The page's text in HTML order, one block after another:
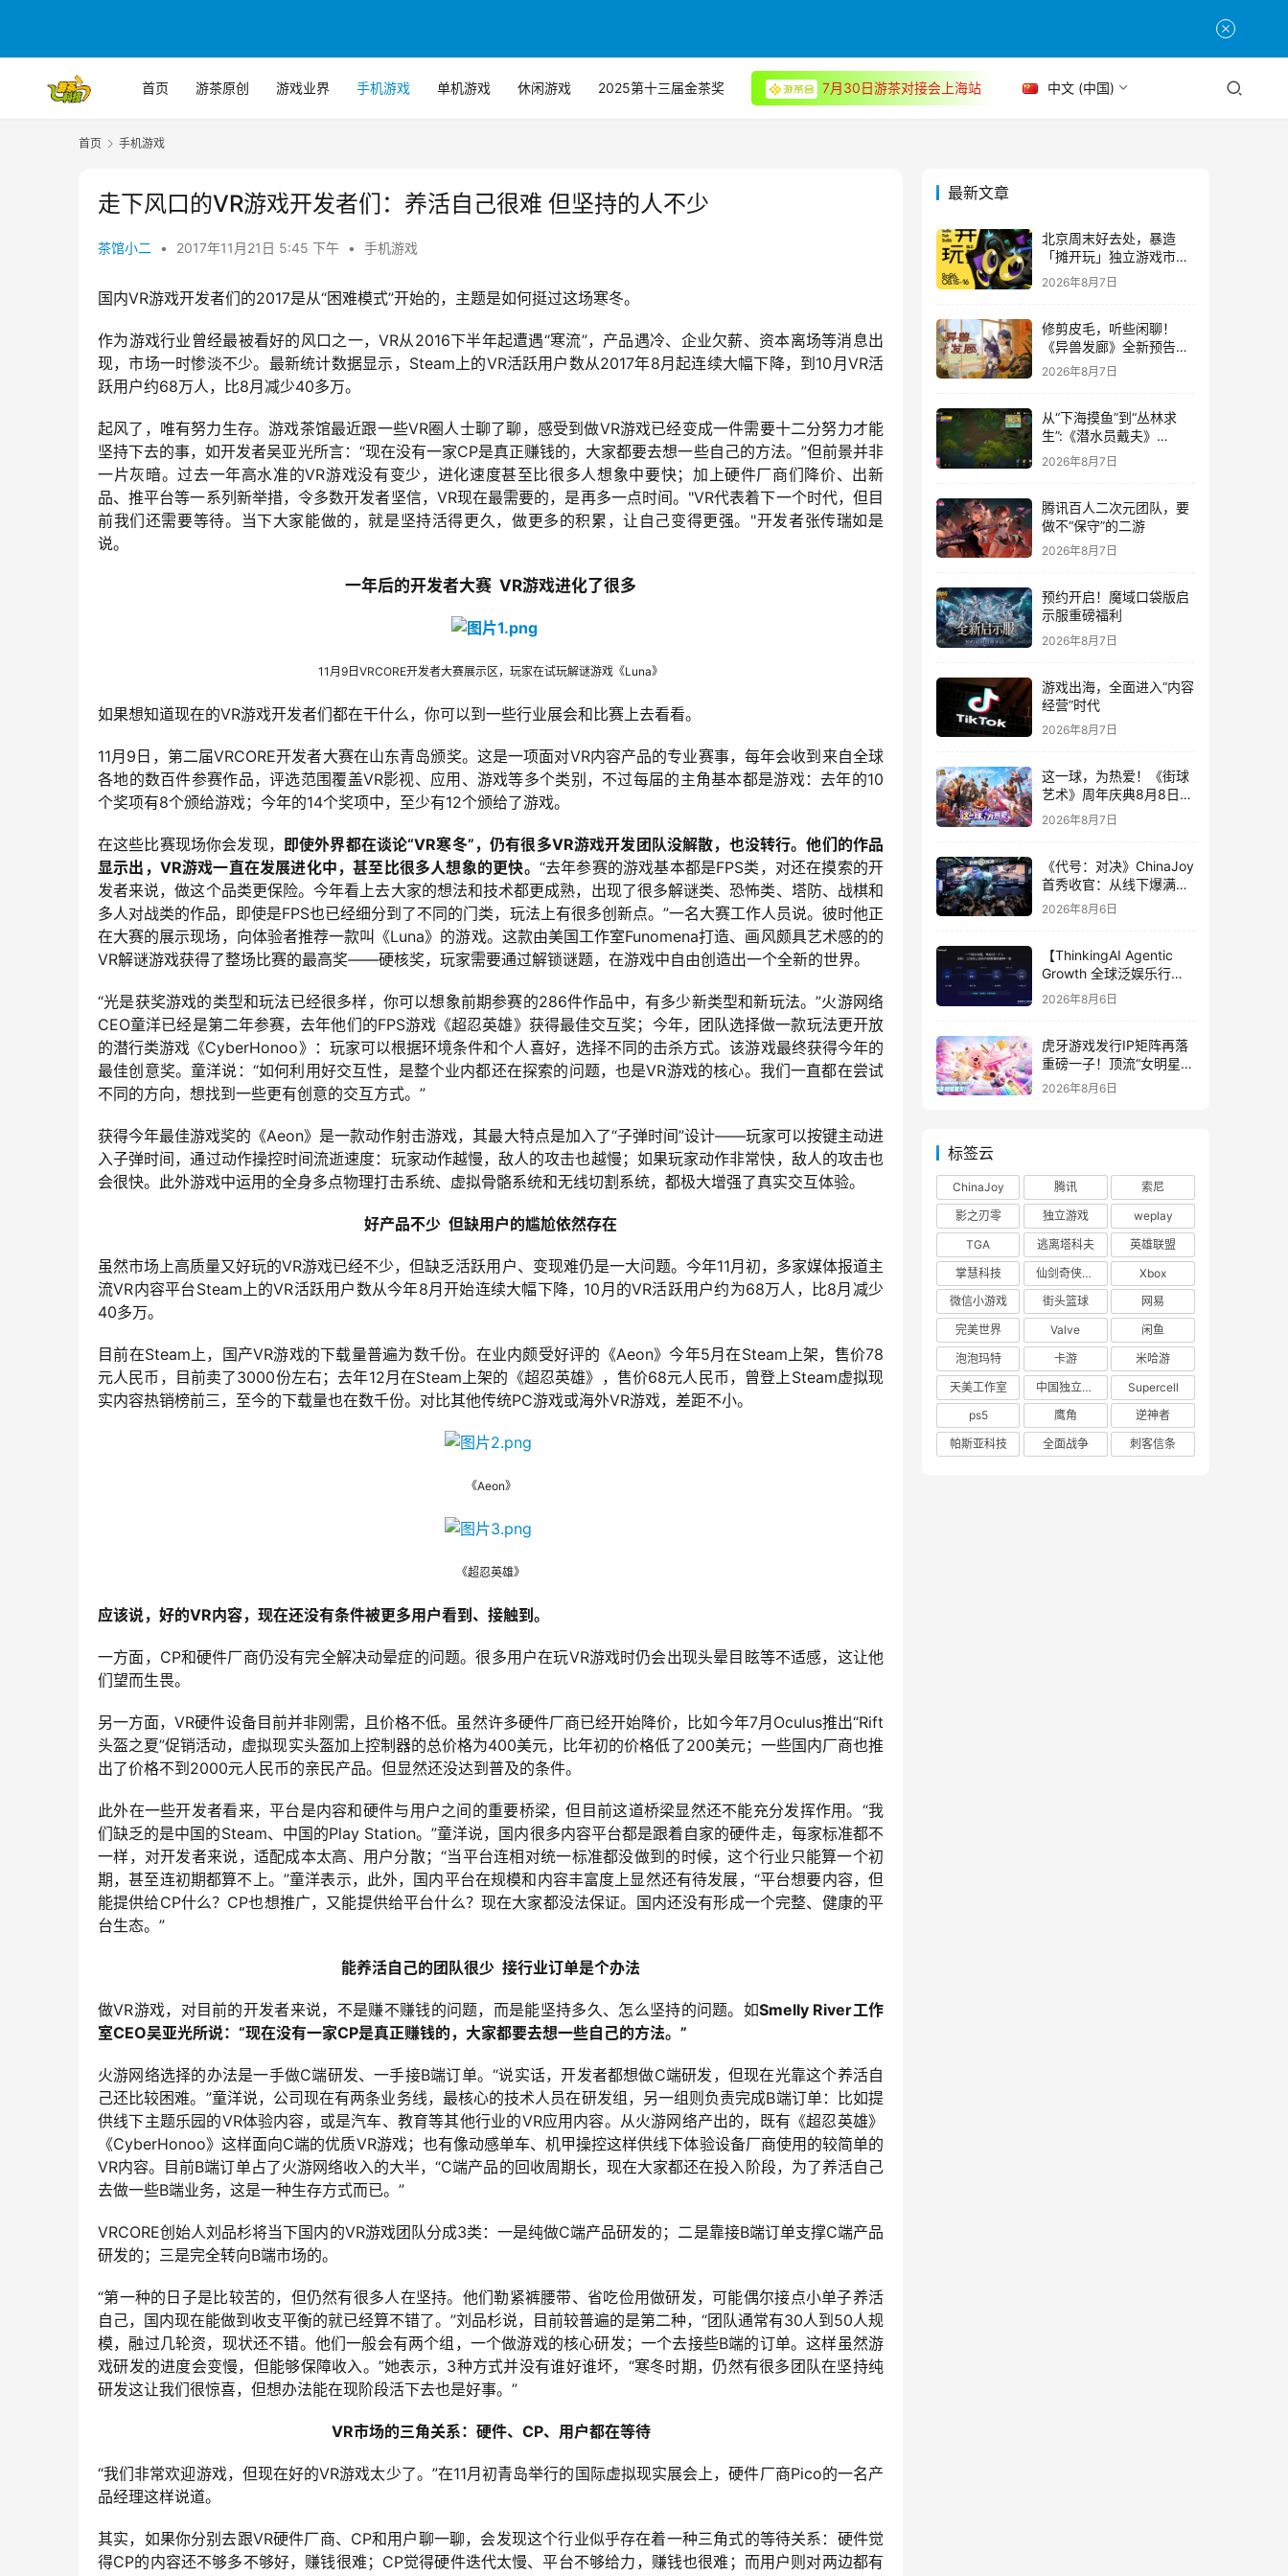
首页 游茶原创 游戏业界 手机游戏 单机游戏 休闲游戏 2025第十三届金茶奖 7月30日游茶对接会上海站 中文 (中国)
首页 手机游戏
走下风口的VR游戏开发者们：养活自己很难 但坚持的人不少
茶馆小二 • 2017年11月21日 5:45 下午 • 手机游戏
国内VR游戏开发者们的2017是从“困难模式”开始的，主题是如何挺过这场寒冬。
作为游戏行业曾经最被看好的风口之一，VR从2016下半年起遭遇“寒流”，产品遇冷、企业欠薪、资本离场等消息出
现，市场一时惨淡不少。最新统计数据显示，Steam上的VR活跃用户数从2017年8月起连续大幅下降，到10月VR活
跃用户约68万人，比8月减少40多万。
起风了，唯有努力生存。游戏茶馆最近跟一些VR圈人士聊了聊，感受到做VR游戏已经变成一件需要十二分努力才能
坚持下去的事，如开发者吴亚光所言：“现在没有一家CP是真正赚钱的，大家都要去想一些自己的方法。”但前景并非
一片灰暗。过去一年高水准的VR游戏没有变少，进化速度甚至比很多人想象中要快；加上硬件厂商们降价、出新
品、推平台等一系列新举措，令多数开发者坚信，VR现在最需要的，是再多一点时间。"VR代表着下一个时代，但目
前我们还需要等待。当下大家能做的，就是坚持活得更久，做更多的积累，让自己变得更强。"开发者张传瑞如是
说。
一年后的开发者大赛 VR游戏进化了很多
11月9日VRCORE开发者大赛展示区，玩家在试玩解谜游戏《Luna》
如果想知道现在的VR游戏开发者们都在干什么，你可以到一些行业展会和比赛上去看看。
11月9日，第二届VRCORE开发者大赛在山东青岛颁奖。这是一项面对VR内容产品的专业赛事，每年会收到来自全球
各地的数百件参赛作品，评选范围覆盖VR影视、应用、游戏等多个类别，不过每届的主角基本都是游戏：去年的10
个奖项有8个颁给游戏；今年的14个奖项中，至少有12个颁给了游戏。
在这些比赛现场你会发现， 即使外界都在谈论“VR寒冬”，仍有很多VR游戏开发团队没解散，也没转行。他们的作品
显示出，VR游戏一直在发展进化中，甚至比很多人想象的更快。 “去年参赛的游戏基本都是FPS类，对还在摸索的开
发者来说，做这个品类更保险。今年看上去大家的想法和技术都更成熟，出现了很多解谜类、恐怖类、塔防、战棋和
多人对战类的作品，即使是FPS也已经细分到了不同的门类，玩法上有很多创新点。”一名大赛工作人员说。彼时他正
在大赛的展示现场，向体验者推荐一款叫《Luna》的游戏。这款由美国工作室Funomena打造、画风颇具艺术感的的
VR解谜游戏获得了整场比赛的最高奖——硬核奖，玩家需要通过解锁谜题，在游戏中自由创造出一个全新的世界。
“光是获奖游戏的类型和玩法已经很多样，你可以想象前期参赛的286件作品中，有多少新类型和新玩法。”火游网络
CEO童洋已经是第二年参赛，去年他们的FPS游戏《超忍英雄》获得最佳交互奖；今年，团队选择做一款玩法更开放
的潜行类游戏《CyberHonoo》：玩家可以根据环境条件和个人喜好，选择不同的击杀方式。该游戏最终获得今年的
最佳创意奖。童洋说：“如何利用好交互性，是整个业内都还在探索的问题，也是VR游戏的核心。我们一直都在尝试
不同的方向，想找到一些更有创意的交互方式。”
获得今年最佳游戏奖的《Aeon》是一款动作射击游戏，其最大特点是加入了“子弹时间”设计——玩家可以按键主动进
入子弹时间，通过动作操控时间流逝速度：玩家动作越慢，敌人的攻击也越慢；如果玩家动作非常快，敌人的攻击也
会很快。此外游戏中运用的全身多点物理打击系统、虚拟骨骼系统和无线切割系统，都极大增强了真实交互体验。
好产品不少 但缺用户的尴尬依然存在
虽然市场上高质量又好玩的VR游戏已经不少，但缺乏活跃用户、变现难仍是一大问题。今年11月初，多家媒体报道主
流VR内容平台Steam上的VR活跃用户数从今年8月开始连续大幅下降，10月的VR活跃用户约为68万人，比8月减少
40多万。
目前在Steam上，国产VR游戏的下载量普遍为数千份。在业内颇受好评的《Aeon》今年5月在Steam上架，售价78
元人民币，目前卖了3000份左右；去年12月在Steam上架的《超忍英雄》，售价68元人民币，曾登上Steam虚拟现
实内容热销榜前三，至今的下载量也在数千份。对比其他传统PC游戏或海外VR游戏，差距不小。
《Aeon》
《超忍英雄》
应该说，好的VR内容，现在还没有条件被更多用户看到、接触到。
一方面，CP和硬件厂商仍没有完全解决动晕症的问题。很多用户在玩VR游戏时仍会出现头晕目眩等不适感，这让他
们望而生畏。
另一方面，VR硬件设备目前并非刚需，且价格不低。虽然许多硬件厂商已经开始降价，比如今年7月Oculus推出“Rift
头盔之夏”促销活动，虚拟现实头盔加上控制器的总价格为400美元，比年初的价格低了200美元；一些国内厂商也推
出了价格不到2000元人民币的亲民产品。但显然还没达到普及的条件。
此外在一些开发者看来，平台是内容和硬件与用户之间的重要桥梁，但目前这道桥梁显然还不能充分发挥作用。“我
们缺乏的是中国的Steam、中国的Play Station。”童洋说，国内很多内容平台都是跟着自家的硬件走，每家标准都不
一样，对开发者来说，适配成本太高、用户分散；“当平台连相对统一标准都没做到的时候，这个行业只能算一个初
期，甚至连初期都算不上。”童洋表示，此外，国内平台在规模和内容丰富度上显然还有待发展，“平台想要内容，但
能提供给CP什么？CP也想推广，又能提供给平台什么？现在大家都没法保证。国内还没有形成一个完整、健康的平
台生态。”
能养活自己的团队很少 接行业订单是个办法
做VR游戏，对目前的开发者来说，不是赚不赚钱的问题，而是能坚持多久、怎么坚持的问题。如Smelly River工作
室CEO吴亚光所说：“现在没有一家CP是真正赚钱的，大家都要去想一些自己的方法。”
火游网络选择的办法是一手做C端研发、一手接B端订单。“说实话，开发者都想做C端研发，但现在光靠这个养活自
己还比较困难。”童洋说，公司现在有两条业务线，最核心的技术人员在研发组，另一组则负责完成B端订单：比如提
供线下主题乐园的VR体验内容，或是汽车、教育等其他行业的VR应用内容。从火游网络产出的，既有《超忍英雄》
《CyberHonoo》这样面向C端的优质VR游戏；也有像动感单车、机甲操控这样供线下体验设备厂商使用的较简单的
VR内容。目前B端订单占了火游网络收入的大半，“C端产品的回收周期长，现在大家都还在投入阶段，为了养活自己
去做一些B端业务，这是一种生存方式而已。”
VRCORE创始人刘品杉将当下国内的VR游戏团队分成3类：一是纯做C端产品研发的；二是靠接B端订单支撑C端产品
研发的；三是完全转向B端市场的。
“第一种的日子是比较苦的，但仍然有很多人在坚持。他们勒紧裤腰带、省吃俭用做研发，可能偶尔接点小单子养活
自己，国内现在能做到收支平衡的就已经算不错了。”刘品杉说，目前较普遍的是第二种，“团队通常有30人到50人规
模，融过几轮资，现状还不错。他们一般会有两个组，一个做游戏的核心研发；一个去接些B端的订单。这样虽然游
戏研发的进度会变慢，但能够保障收入。”她表示，3种方式并没有谁好谁坏，“寒冬时期，仍然有很多团队在坚持纯
研发这让我们很惊喜，但想办法能在现阶段活下去也是好事。”
VR市场的三角关系：硬件、CP、用户都在等待
“我们非常欢迎游戏，但现在好的VR游戏太少了。”在11月初青岛举行的国际虚拟现实展会上，硬件厂商Pico的一名产
品经理这样说道。
其实，如果你分别去跟VR硬件厂商、CP和用户聊一聊，会发现这个行业似乎存在着一种三角式的等待关系：硬件觉
得CP的内容还不够多不够好，赚钱很难；CP觉得硬件迭代太慢、平台不够给力，赚钱也很难；而用户则对两边都有
最新文章
北京周末好去处，暴造
「摊开玩」独立游戏市集
正式开票！
2026年8月7日
修剪皮毛，听些闲聊！
《异兽发廊》全新预告与
Steam免费试玩公开
2026年8月7日
从“下海摸鱼”到“丛林求
生”:《潜水员戴夫》
DLC《丛林》移动端定档
8月14日
2026年8月7日
腾讯百人二次元团队，要
做不“保守”的二游
2026年8月7日
预约开启！魔域口袋版启
示服重磅福利
2026年8月7日
游戏出海，全面进入“内容
经营”时代
2026年8月7日
这一球，为热爱！《街球
艺术》周年庆典8月8日正
式上线，多重福利与全新
内容同步开启
2026年8月7日
《代号：对决》ChinaJoy
首秀收官：从线下爆满看
见玩家的真实期待
2026年8月6日
【ThinkingAI Agentic
Growth 全球泛娱乐行业
峰会】Agent 时代，人到
底负责什么
2026年8月6日
虎牙游戏发行IP矩阵再落
重磅一子！顶流“女明星”
ZANMANG LOOPY 正版
2026年8月6日
标签云
ChinaJoy 腾讯
索尼
影之刃零
独立游戏
weplay
TGA
逃离塔科夫
英雄联盟
掌慧科技
仙剑奇侠传四
Xbox
微信小游戏
街头篮球
网易
完美世界
Valve
闲鱼
泡泡玛特
卡游
米哈游
天美工作室
中国独立游戏联盟
Supercell
ps5
鹰角
逆神者
帕斯亚科技
全面战争 刺客信条